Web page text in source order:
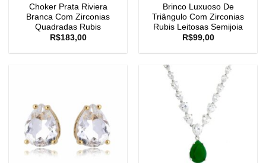
Choker Prata Riviera
Branca Com Zirconias
Quadradas Rubis
R$183,00
Brinco Luxuoso De
Triângulo Com Zirconias
Rubis Leitosas Semijoia
R$99,00